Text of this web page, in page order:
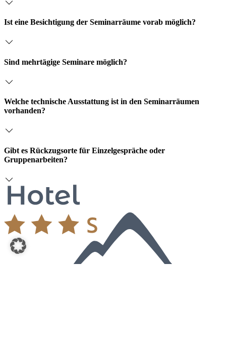
Ist eine Besichtigung der Seminarräume vorab möglich?
Sind mehrtägige Seminare möglich?
Welche technische Ausstattung ist in den Seminarräumen
vorhanden?
Gibt es Rückzugsorte für Einzelgespräche oder
Gruppenarbeiten?